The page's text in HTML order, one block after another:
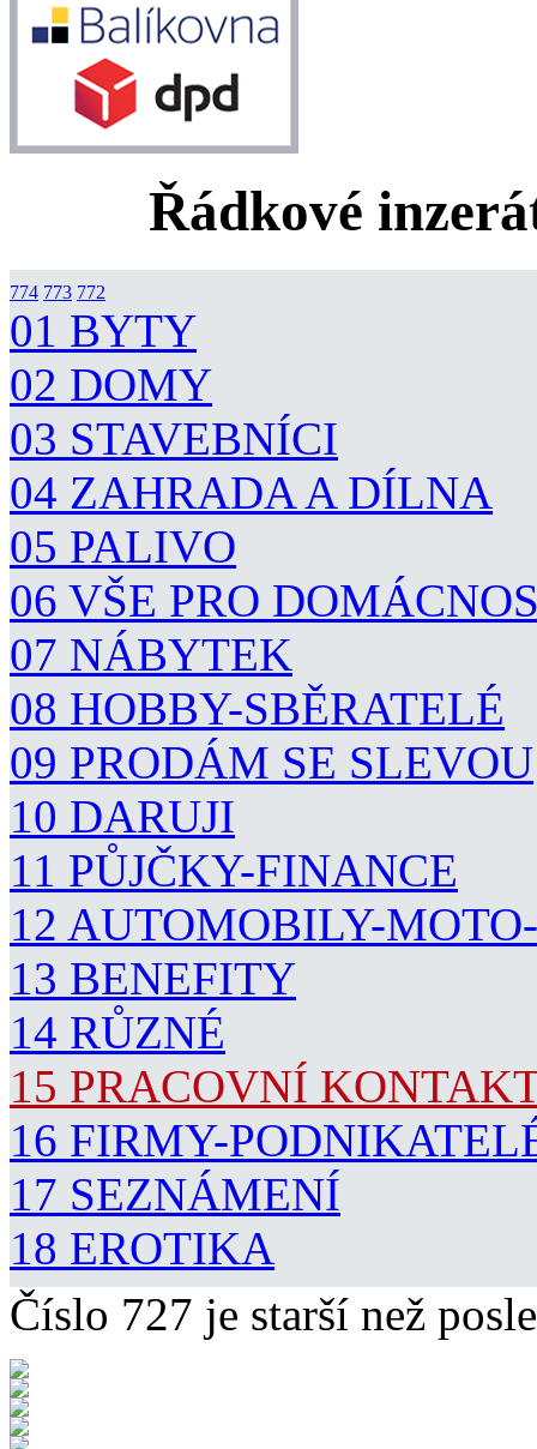
Řádkové
774 773 772
01 BYTY
02 DOMY
03 STAVEBNÍCI
04 ZAHRADA A DÍLNA
05 PALIVO
06 VŠE PRO
07 NÁBYTEK
08 HOBBY-SBĚRATELÉ
09 PRODÁM SE SLEVOU
10 DARUJI
11 PŮJČKY-FINANCE
12 AUTOMOBILY-
13 BENEFITY
14 RŮZNÉ
15 PRACOVNÍ
16 FIRMY-
17 SEZNÁMENÍ
18 EROTIKA
Číslo 727 je starší než